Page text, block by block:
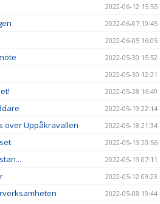
2022-06-12 15:55
2022-06-07 10:45
2022-06-05 16:05
2022-05-30 15:52
2022-05-30 12:21
2022-05-28 16:49
2022-05-19 22:14
över Uppåkravallen 2022-05-18 21:34
2022-05-13 20:56
2022-05-13 07:11
2022-05-12 09:23
2022-05-08 19:44